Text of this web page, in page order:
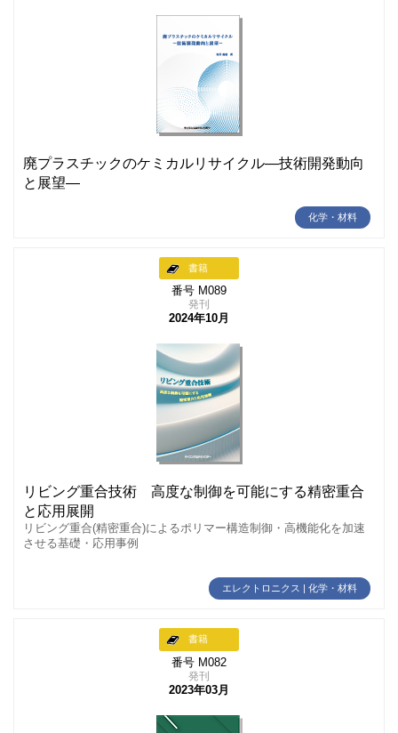
廃プラスチックのケミカルリサイクル―技術開発動向
と展望―
化学・材料
書籍
番号 M089
発刊
2024年10月
リビング重合技術 高度な制御を可能にする精密重合
と応用展開
リビング重合(精密重合)によるポリマー構造制御・高機能化を加速
させる基礎・応用事例
エレクトロニクス | 化学・材料
書籍
番号 M082
発刊
2023年03月